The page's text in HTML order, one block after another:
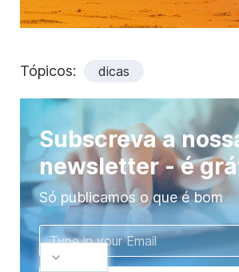
Tópicos: dicas
Subscreva a
newsletter - é
Só publicamos o que é bom